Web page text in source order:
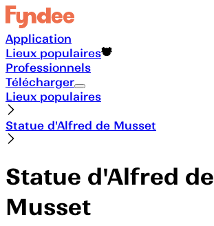
Application
Lieux populaires
Professionnels
Télécharger
Lieux populaires
Statue d'Alfred de Musset
Statue d'Alfred de
Musset